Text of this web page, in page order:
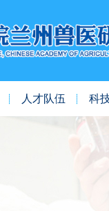
人才队伍 科